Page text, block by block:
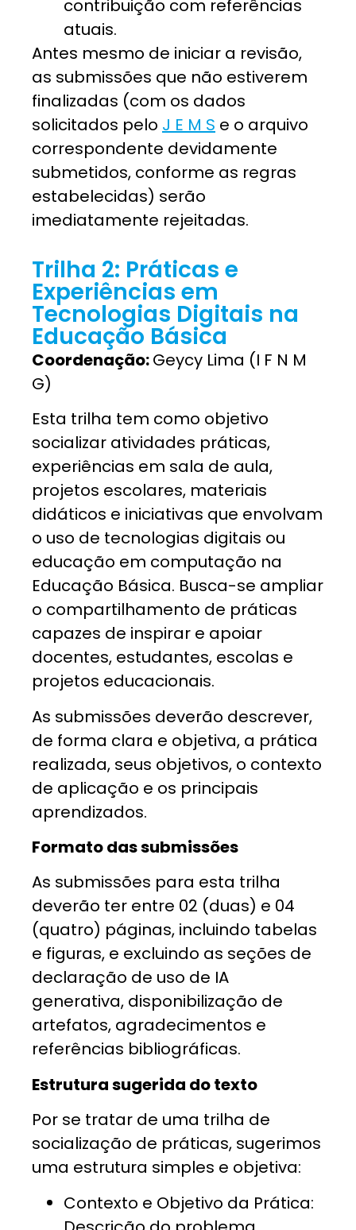
contribuição com referências
atuais.
Antes mesmo de iniciar a revisão,
as submissões que não estiverem
finalizadas (com os dados
solicitados pelo J E M S e o arquivo
correspondente devidamente
submetidos, conforme as regras
estabelecidas) serão
imediatamente rejeitadas.
Trilha 2: Práticas e
Experiências em
Tecnologias Digitais na
Educação Básica
Coordenação:Geycy Lima (I F N M
G)
Esta trilha tem como objetivo
socializar atividades práticas,
experiências em sala de aula,
projetos escolares, materiais
didáticos e iniciativas que envolvam
o uso de tecnologias digitais ou
educação em computação na
Educação Básica. Busca-se ampliar
o compartilhamento de práticas
capazes de inspirar e apoiar
docentes, estudantes, escolas e
projetos educacionais.
As submissões deverão descrever,
de forma clara e objetiva, a prática
realizada, seus objetivos, o contexto
de aplicação e os principais
aprendizados.
Formato das submissões
As submissões para esta trilha
deverão ter entre 02 (duas) e 04
(quatro) páginas, incluindo tabelas
e figuras, e excluindo as seções de
declaração de uso de IA
generativa, disponibilização de
artefatos, agradecimentos e
referências bibliográficas.
Estrutura sugerida do texto
Por se tratar de uma trilha de
socialização de práticas, sugerimos
uma estrutura simples e objetiva:
Contexto e Objetivo da Prática: